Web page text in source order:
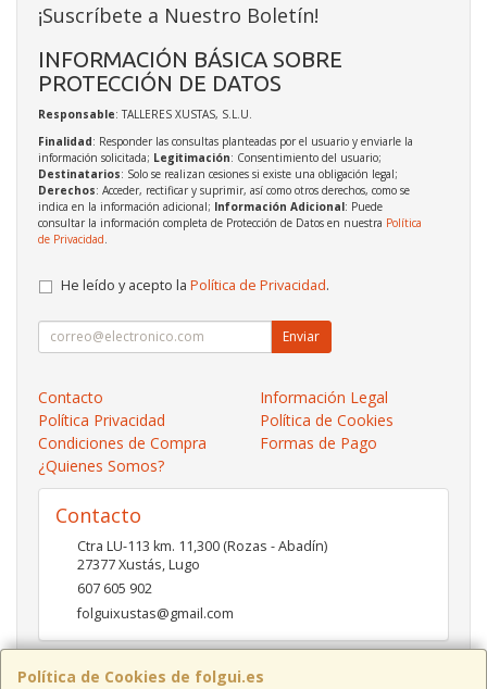
Política de Cookies de folgui.es
¡Suscríbete a Nuestro Boletín!
INFORMACIÓN BÁSICA SOBRE
PROTECCIÓN DE DATOS
Responsable: TALLERES XUSTAS, S.L.U.
Finalidad: Responder las consultas planteadas por el usuario y enviarle la
información solicitada; Legitimación: Consentimiento del usuario;
Destinatarios: Solo se realizan cesiones si existe una obligación legal;
Derechos: Acceder, rectificar y suprimir, así como otros derechos, como se
indica en la información adicional; Información Adicional: Puede
consultar la información completa de Protección de Datos en nuestra Política
de Privacidad
He leído y acepto la Política de Privacidad.
Enviar
Contacto
Información Legal
Política Privacidad
Política de Cookies
Condiciones de Compra
Formas de Pago
¿Quienes Somos?
Contacto
Ctra LU-113 km. 11,300 (Rozas - Abadín)
27377Xustás,Lugo
607 605 902
folguixustas@gmail.com